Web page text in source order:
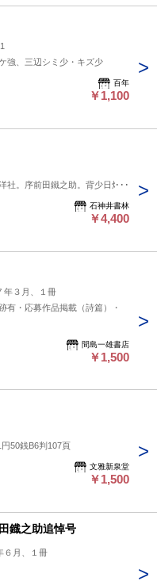
強、三辺シミ少・キズ少
百年
￥1,100
序前田鐵之助。背少日焼。
石神井書林
￥4,400
年３月、１冊
有・応募作品掲載（詩篇）・
間島一雄書店
￥1,500
50銭B6判107頁
文雅新泉堂
￥1,500
鐡之助追悼号
６月、１冊